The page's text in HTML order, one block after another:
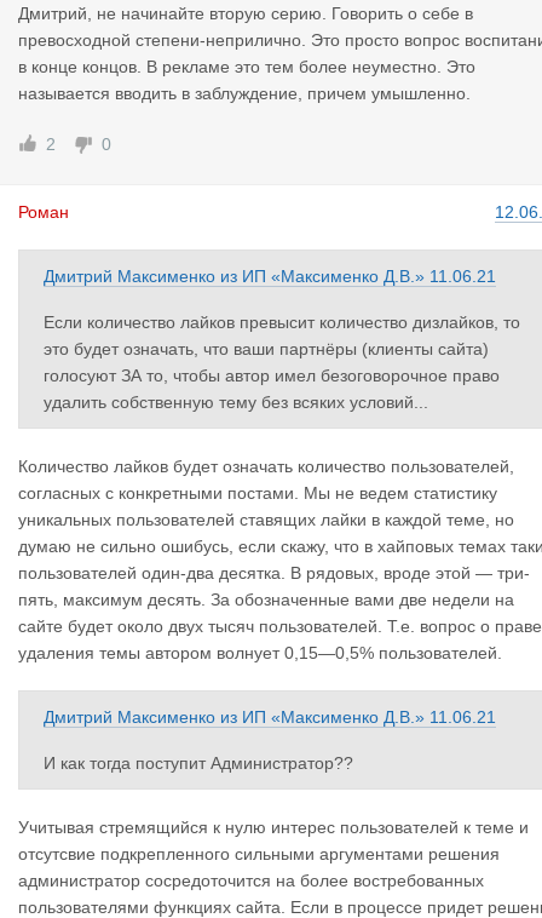
милые бранятся - только тешатся
Костя, у вас в корне неправильное представление о рекламе.
Во-вторых, ну где вы встречали такую рекламу, чтобы подават
ель её говорил бы о себе, своей продукции или своих услугах,
что услуги так себе, довольно таки посредственные...???
ство рекламы - она должна ЗАПОМИНАТЬСЯ!
Ещё раз извините, что не в тему.
Дмитрий, не начинайте вторую серию. Говорить о себе в
превосходной степени-неприлично. Это просто вопрос
в конце концов. В рекламе это тем более неуместно. Это
называется вводить в заблуждение, причем умышленно.
2 0
Роман
Дмитрий Максименко из ИП «Максименко Д.В.» 11.06.21
Если количество лайков превысит количество дизлайков, то
это будет означать, что ваши партнёры (клиенты сайта)
голосуют ЗА то, чтобы автор имел безоговорочное право
удалить собственную тему без всяких условий...
Количество лайков будет означать количество пользователей,
согласных с конкретными постами. Мы не ведем статистику
уникальных пользователей ставящих лайки в каждой теме, но
думаю не сильно ошибусь, если скажу, что в хайповых темах
пользователей один-два десятка. В рядовых, вроде этой — три-
пять, максимум десять. За обозначенные вами две недели на
сайте будет около двух тысяч пользователей. Т.е. вопрос о праве
удаления темы автором волнует 0,15—0,5% пользователей.
Дмитрий Максименко из ИП «Максименко Д.В.» 11.06.21
И как тогда поступит Администратор??
Учитывая стремящийся к нулю интерес пользователей к теме и
отсутсвие подкрепленного сильными аргументами решения
администратор сосредоточится на более востребованных
пользователями функциях сайта. Если в процессе придет